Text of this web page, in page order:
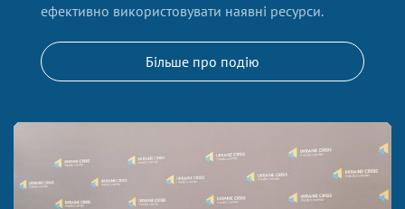
ефективно використовувати наявні ресурси.
Більше про подію